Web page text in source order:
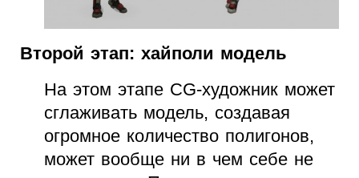
Второй этап: хайполи модель
На этом этапе CG-художник может
сглаживать модель, создавая
огромное количество полигонов,
может вообще ни в чем себе не